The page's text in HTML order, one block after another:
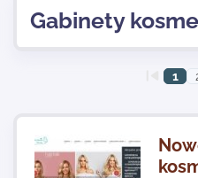
Kontakt
Gabinety
1